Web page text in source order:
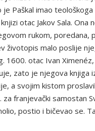
je Paškal imao
otac Jakov Sala. Ona
rukom, poredana,
životopis malo poslije
1600. otac Ivan
zato je njegova knjiga
a svojim kistom
franjevački samostan
postio i bičevao se.